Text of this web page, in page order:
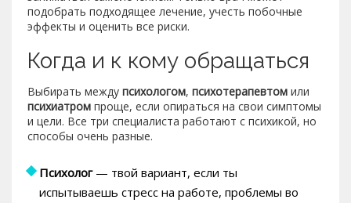
подобрать подходящее лечение, учесть побочные
эффекты и оценить все риски.
Когда и к кому обращаться
Выбирать между психологом, психотерапевтом или
психиатром проще, если опираться на свои симптомы
и цели. Все три специалиста работают с психикой, но
способы очень разные.
Психолог— твой вариант, если ты
испытываешь стресс на работе, проблемы во